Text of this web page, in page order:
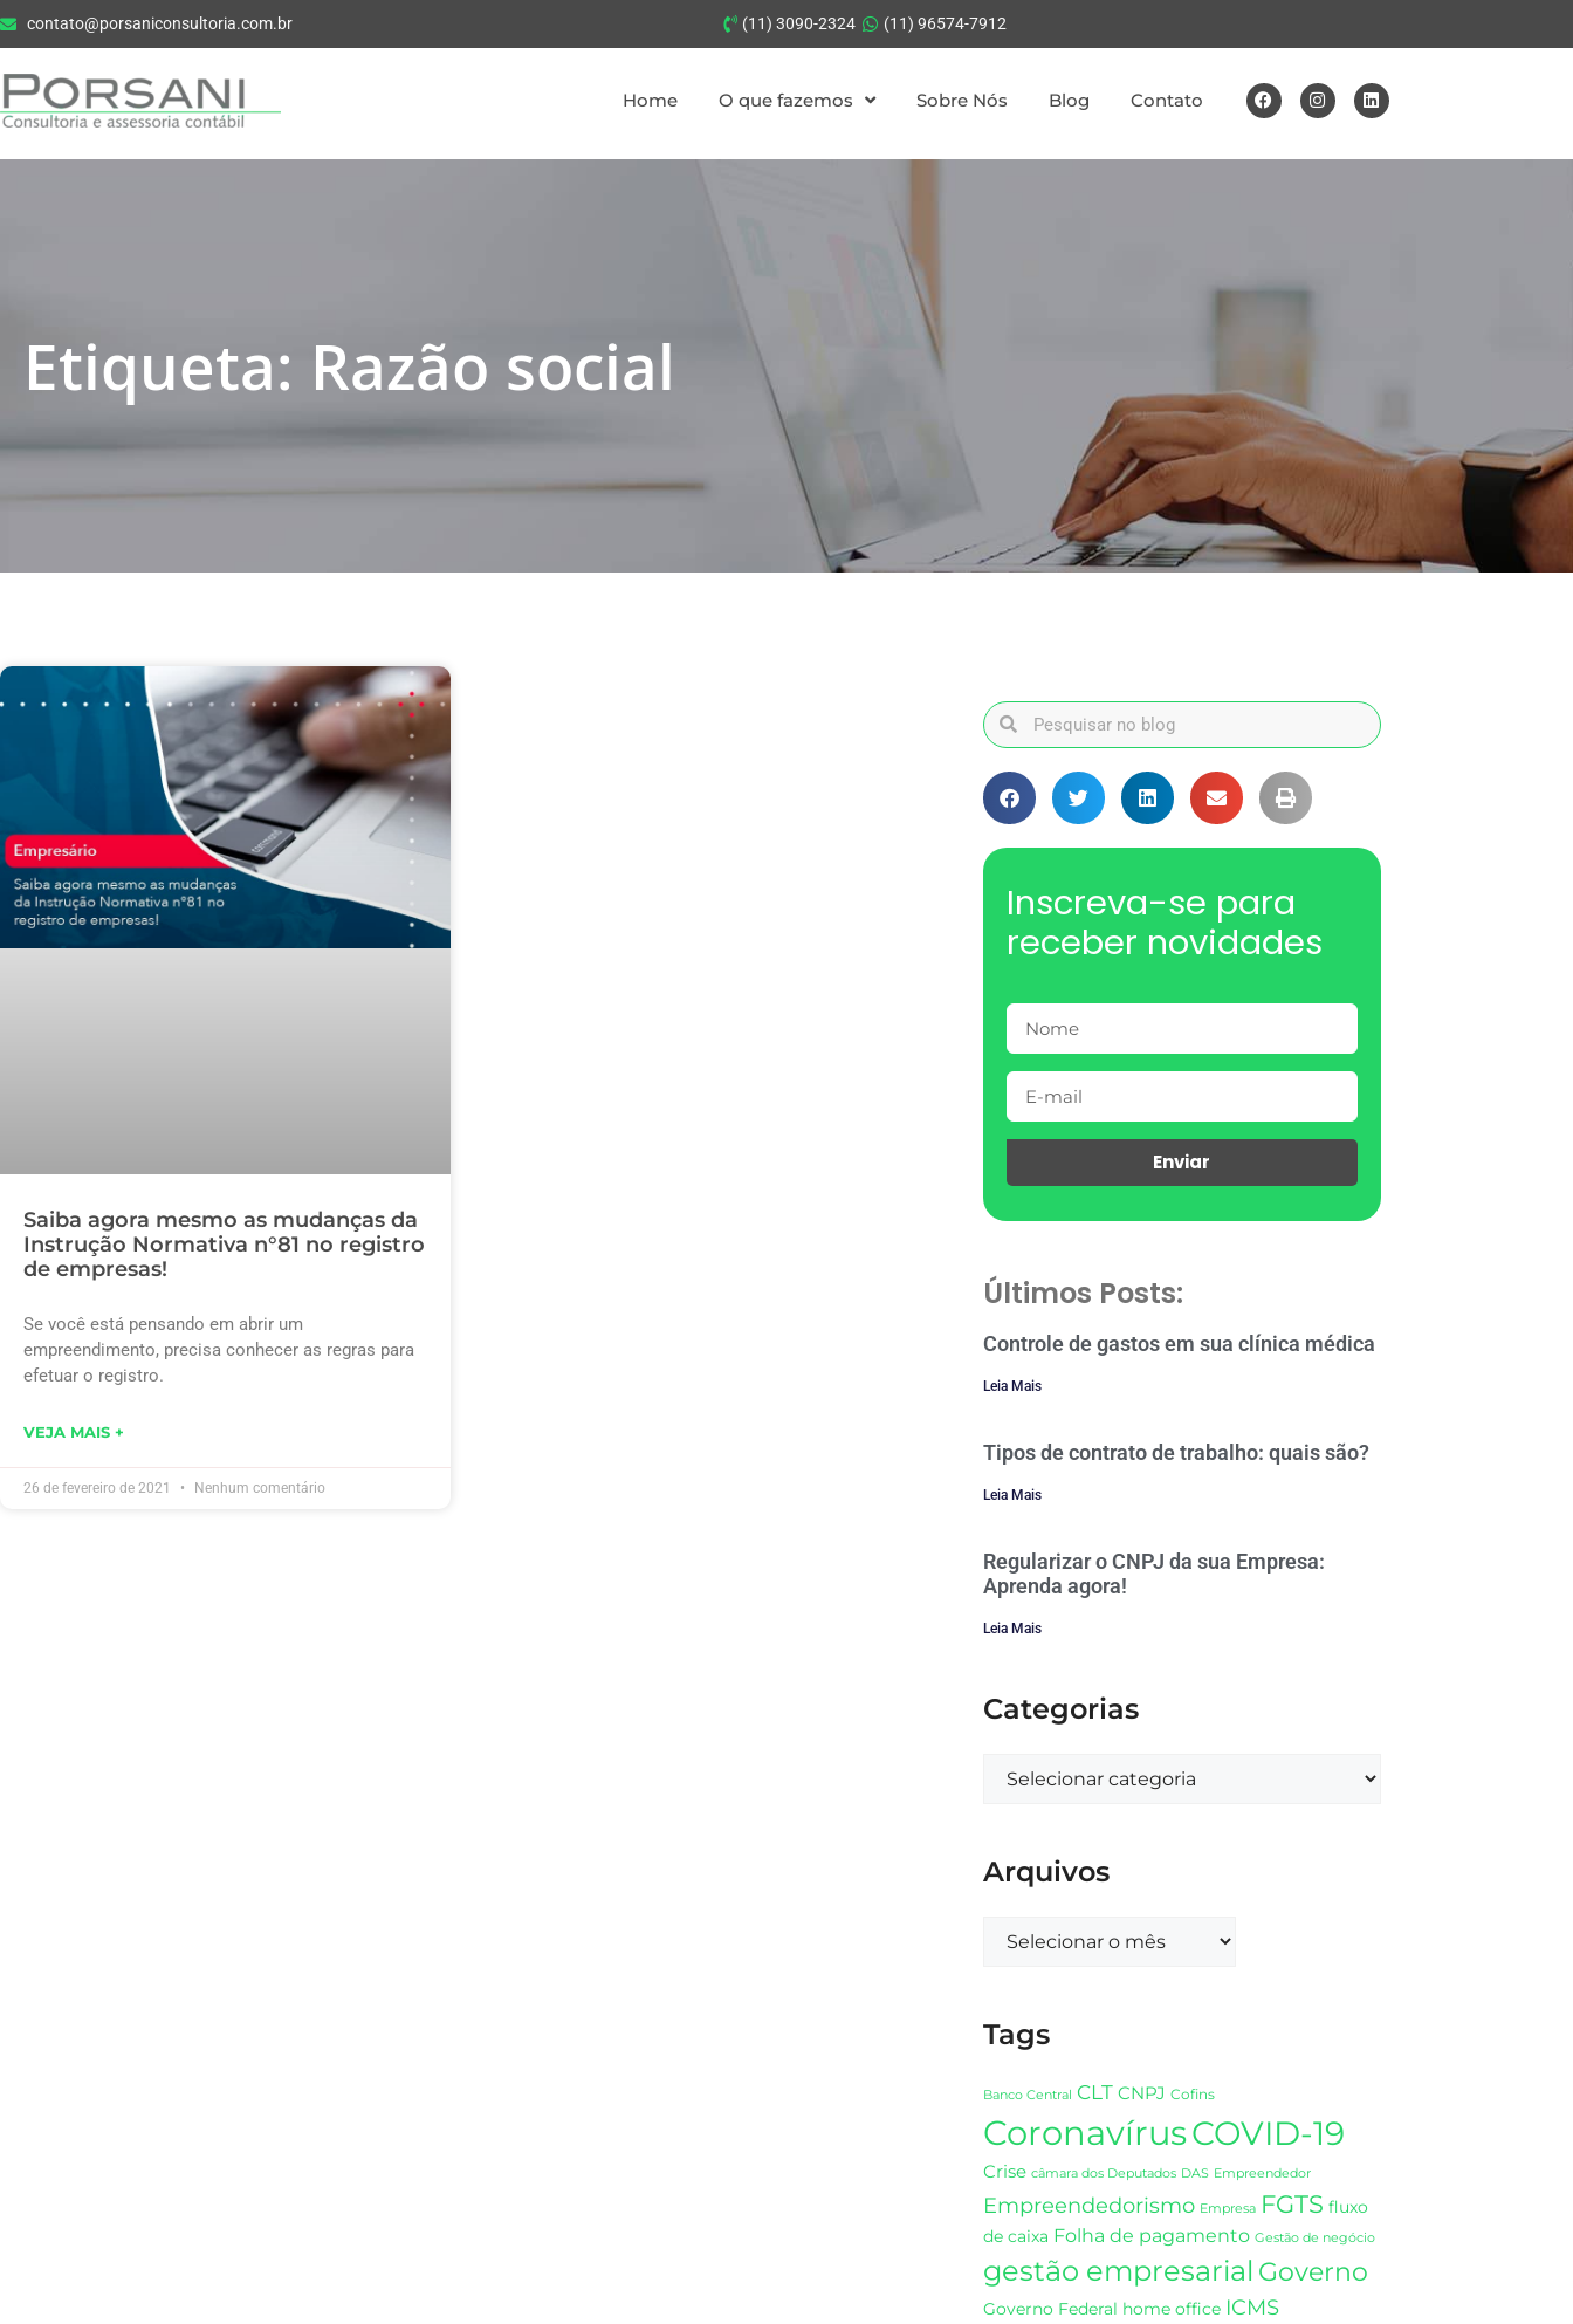
contato@porsaniconsultoria.com.br (11) 3090-2324 (11) 96574-7912
Home O que fazemos Sobre Nós Blog Contato
Etiqueta: Razão social
Saiba agora mesmo as mudanças da
Instrução Normativa n°81 no registro
de empresas!
Se você está pensando em abrir um
empreendimento, precisa conhecer as regras para
efetuar o registro.
VEJA MAIS +
26 de fevereiro de 2021 Nenhum comentário
Inscreva-se para
receber novidades
Enviar
Últimos Posts:
Controle de gastos em sua clínica médica
Leia Mais
Tipos de contrato de trabalho: quais são?
Leia Mais
Regularizar o CNPJ da sua Empresa:
Aprenda agora!
Leia Mais
Categorias
Arquivos
Tags
Banco Central CLT CNPJ Cofins
CoronavírusCOVID-19
Crise câmara dos Deputados DAS Empreendedor
Empreendedorismo Empresa FGTS fluxo
de caixa Folha de pagamento Gestão de negócio
gestão empresarial Governo
Governo Federal home office ICMS